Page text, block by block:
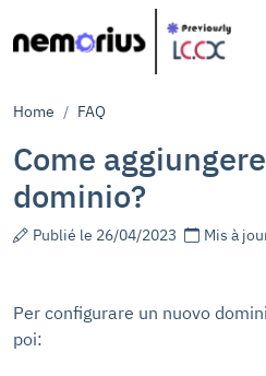
Briciole di pane
Home FAQ
Come
dominio?
Publié le 26/04/2023 Mis à
Per configurare un nuovo
poi: